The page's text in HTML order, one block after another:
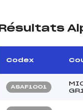
Résultats
Codex
ASAF1001